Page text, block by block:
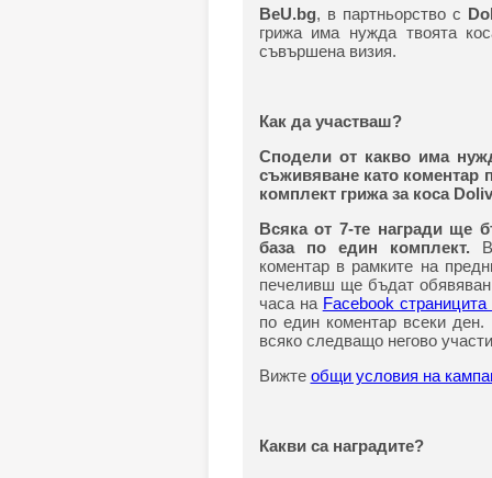
BeU.bg, в партньорство с
грижа има нужда твоята
съвършена визия.
Как да участваш?
Сподели от какво има
съживяване като коментар
комплект грижа за коса
Всяка от 7-те награди ще
база по един комплект.
коментар в рамките на
печеливш ще бъдат
часа на Facebook
по един коментар всеки
всяко следващо негово
Вижте общи условия на
Какви са наградите?